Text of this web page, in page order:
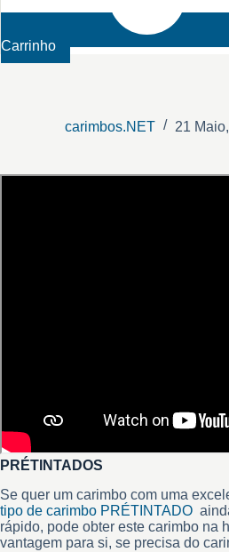
Carrinho
carimbos.NET 21
PRÉTINTADOS
Se quer um carimbo com uma
tipo de carimbo PRÉTINTADO
rápido, pode obter este carimbo na
vantagem para si, se precisa do